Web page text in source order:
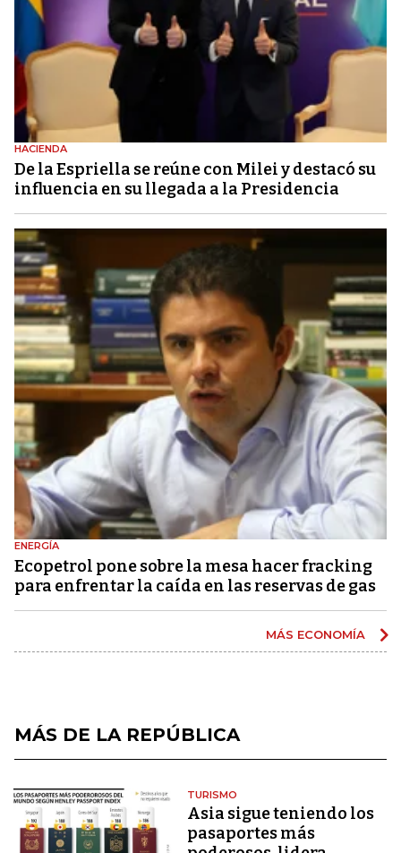
HACIENDA
De la Espriella se reúne con Milei y destacó su
influencia en su llegada a la Presidencia
ENERGÍA
Ecopetrol pone sobre la mesa hacer fracking
para enfrentar la caída en las reservas de gas
MÁS ECONOMÍA
MÁS DE LA REPÚBLICA
TURISMO
Asia sigue teniendo los
pasaportes más